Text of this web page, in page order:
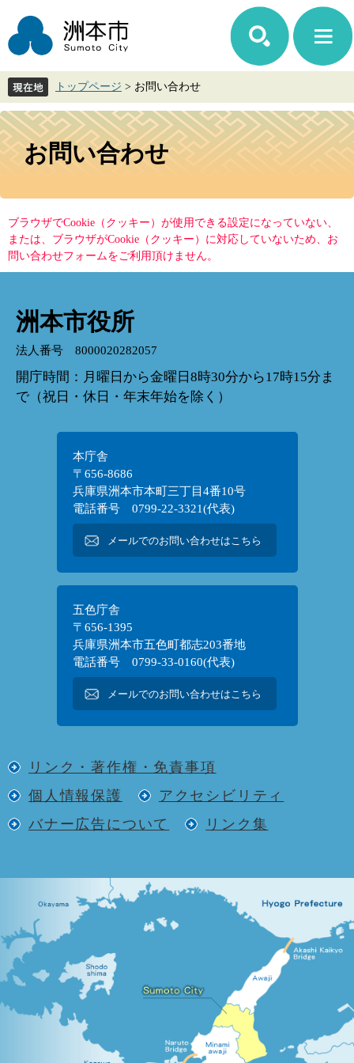
ジ
先
で
す。
ュ
を
ば
し
て
トップページ > お問い合わせ
本
文
お問い合わせ
ブラウザでCookie（クッキー）が使用できる設定になっていない、
または、ブラウザがCookie（クッキー）に対応していないため、お
問い合わせフォームをご利用頂けません。
洲本市役所
法人番号 8000020282057
開庁時間：月曜日から金曜日8時30分から17時15分ま
で（祝日・休日・年末年始を除く）
本庁舎
〒656-8686
兵庫県洲本市本町三丁目4番10号
電話番号 0799-22-3321(代表)
メールでのお問い合わせはこちら
五色庁舎
〒656-1395
兵庫県洲本市五色町都志203番地
電話番号 0799-33-0160(代表)
メールでのお問い合わせはこちら
リンク・著作権・免責事項
個人情報保護
アクセシビリティ
バナー広告について
リンク集